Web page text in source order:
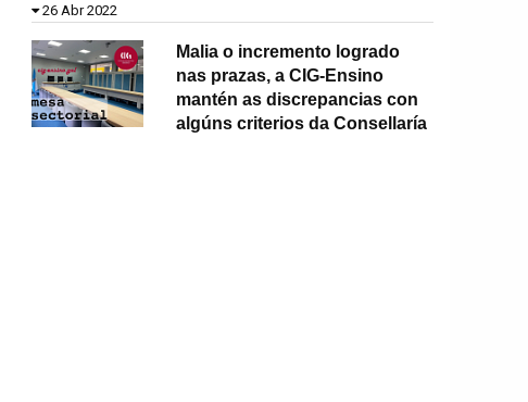
26 Abr 2022
Malia o incremento logrado
nas prazas, a CIG-Ensino
mantén as discrepancias con
algúns criterios da Consellaría